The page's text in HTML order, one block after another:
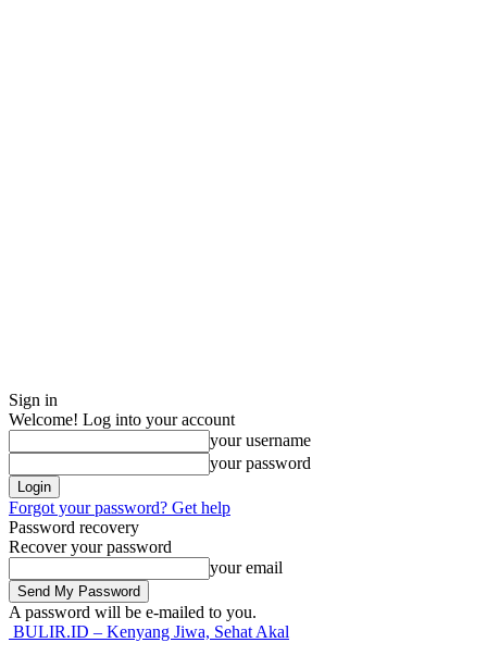
Sign in
Welcome! Log into your account
your username
your password
Forgot your password? Get help
Password recovery
Recover your password
your email
A password will be e-mailed to you.
BULIR.ID – Kenyang Jiwa, Sehat Akal